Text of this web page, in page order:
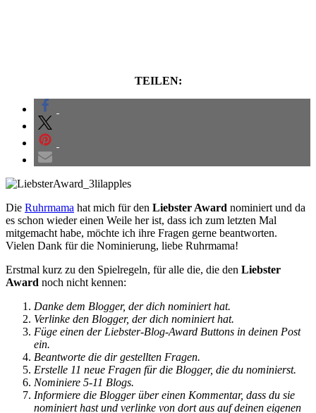
TEILEN:
Die Ruhrmama hat mich für den Liebster Award nominiert und da
es schon wieder einen Weile her ist, dass ich zum letzten Mal
mitgemacht habe, möchte ich ihre Fragen gerne beantworten.
Vielen Dank für die Nominierung, liebe Ruhrmama!
Erstmal kurz zu den Spielregeln, für alle die, die den Liebster
Award noch nicht kennen:
Danke dem Blogger, der dich nominiert hat.
Verlinke den Blogger, der dich nominiert hat.
Füge einen der Liebster-Blog-Award Buttons in deinen Post
ein.
Beantworte die dir gestellten Fragen.
Erstelle 11 neue Fragen für die Blogger, die du nominierst.
Nominiere 5-11 Blogs.
Informiere die Blogger über einen Kommentar, dass du sie
nominiert hast und verlinke von dort aus auf deinen eigenen